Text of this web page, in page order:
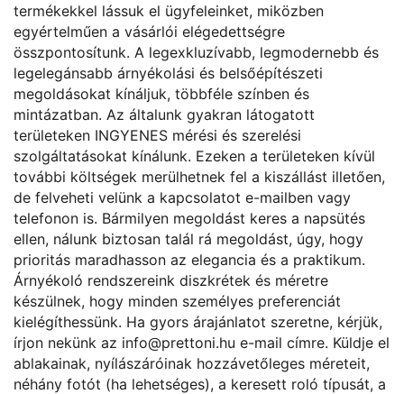
termékekkel lássuk el ügyfeleinket, miközben
egyértelműen a vásárlói elégedettségre
összpontosítunk. A legexkluzívabb, legmodernebb és
legelegánsabb árnyékolási és belsőépítészeti
megoldásokat kínáljuk, többféle színben és
mintázatban. Az általunk gyakran látogatott
területeken INGYENES mérési és szerelési
szolgáltatásokat kínálunk. Ezeken a területeken kívül
további költségek merülhetnek fel a kiszállást illetően,
de felveheti velünk a kapcsolatot e-mailben vagy
telefonon is. Bármilyen megoldást keres a napsütés
ellen, nálunk biztosan talál rá megoldást, úgy, hogy
prioritás maradhasson az elegancia és a praktikum.
Árnyékoló rendszereink diszkrétek és méretre
készülnek, hogy minden személyes preferenciát
kielégíthessünk. Ha gyors árajánlatot szeretne, kérjük,
írjon nekünk az info@prettoni.hu e-mail címre. Küldje el
ablakainak, nyílászáróinak hozzávetőleges méreteit,
néhány fotót (ha lehetséges), a keresett roló típusát, a